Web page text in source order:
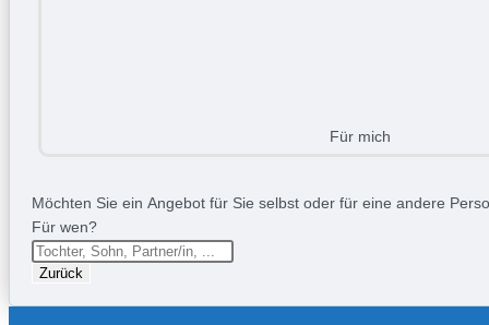
Für mich
Möchten Sie ein Angebot für Sie selbst oder für eine andere
Für wen?
Zurück